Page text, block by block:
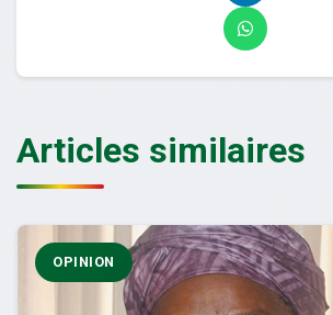
Articles similaires
OPINION